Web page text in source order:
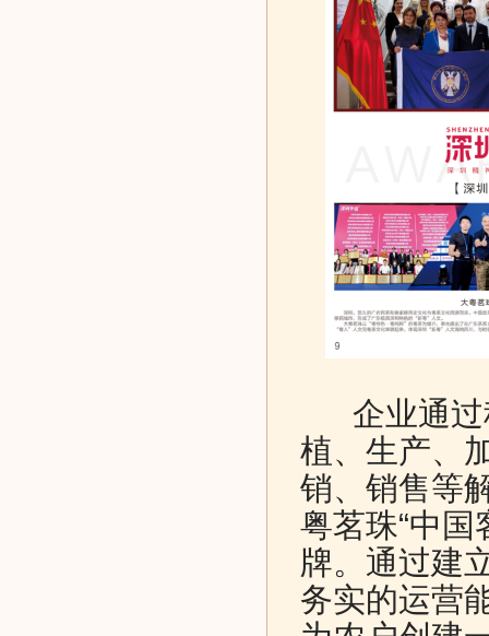
企业通过
植、生产、
销、销售等
粤茗珠“中国
牌。通过建
务实的运营